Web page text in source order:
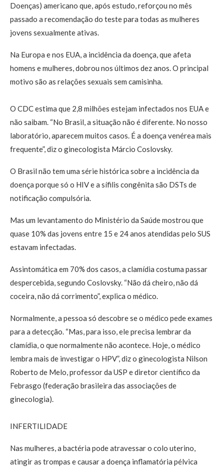
Doenças) americano que, após estudo, reforçou no mês
passado a recomendação do teste para todas as mulheres
jovens sexualmente ativas.
Na Europa e nos EUA, a incidência da doença, que afeta
homens e mulheres, dobrou nos últimos dez anos. O principal
motivo são as relações sexuais sem camisinha.
O CDC estima que 2,8 milhões estejam infectados nos EUA e
não saibam. “No Brasil, a situação não é diferente. No nosso
laboratório, aparecem muitos casos. É a doença venérea mais
frequente”, diz o ginecologista Márcio Coslovsky.
O Brasil não tem uma série histórica sobre a incidência da
doença porque só o HIV e a sífilis congênita são DSTs de
notificação compulsória.
Mas um levantamento do Ministério da Saúde mostrou que
quase 10% das jovens entre 15 e 24 anos atendidas pelo SUS
estavam infectadas.
Assintomática em 70% dos casos, a clamídia costuma passar
despercebida, segundo Coslovsky. “Não dá cheiro, não dá
coceira, não dá corrimento”, explica o médico.
Normalmente, a pessoa só descobre se o médico pede exames
para a detecção. “Mas, para isso, ele precisa lembrar da
clamídia, o que normalmente não acontece. Hoje, o médico
lembra mais de investigar o HPV”, diz o ginecologista Nilson
Roberto de Melo, professor da USP e diretor científico da
Febrasgo (federação brasileira das associações de
ginecologia).
INFERTILIDADE
Nas mulheres, a bactéria pode atravessar o colo uterino,
atingir as trompas e causar a doença inflamatória pélvica